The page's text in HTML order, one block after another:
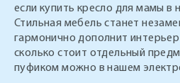
если купить кресло для мамы в
Стильная мебель станет
гармонично дополнит
сколько стоит отдельный
пуфиком можно в нашем